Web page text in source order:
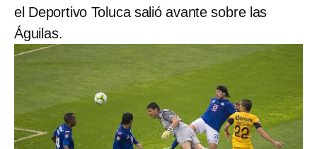
el Deportivo Toluca salió avante sobre las
Águilas.